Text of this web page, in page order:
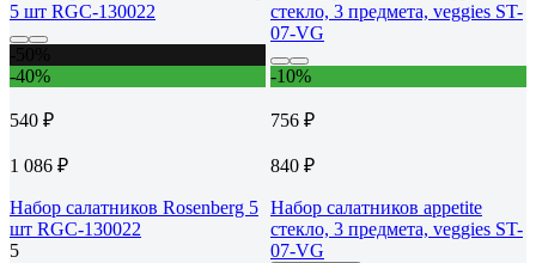
-40%
540 ₽
1 086 ₽
Набор салатников Rosenberg 5
шт RGC-130022
5
-10%
756 ₽
840 ₽
Набор салатников appetite
стекло, 3 предмета, veggies ST-
07-VG